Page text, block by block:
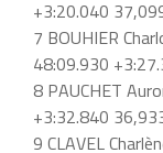
+3:20.040
7 BOUHIER
48:09.930
8 PAUCHET
+3:32.840
9 CLAVEL